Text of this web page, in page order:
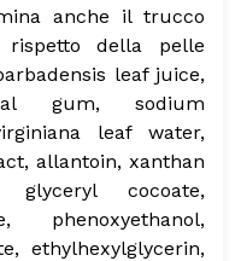
anche il trucco
della pelle
leaf juice,
gum, sodium
leaf water,
allantoin, xanthan
cocoate,
phenoxyethanol,
ethylhexylglycerin,